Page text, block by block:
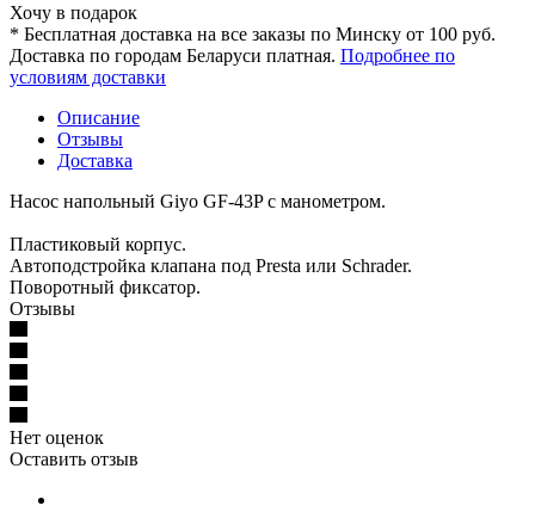
Хочу в подарок
* Бесплатная доставка на все заказы по Минску от 100 руб.
Доставка по городам Беларуси платная. Подробнее по
условиям доставки
Описание
Отзывы
Доставка
Насос напольный Giyo GF-43P с манометром.
Пластиковый корпус.
Автоподстройка клапана под Presta или Schrader.
Поворотный фиксатор.
Отзывы
Нет оценок
Оставить отзыв